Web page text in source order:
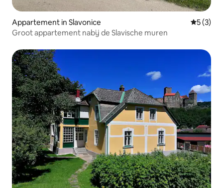
Appartement in Slavonice
5 (3)
Groot appartement nabij de Slavische muren